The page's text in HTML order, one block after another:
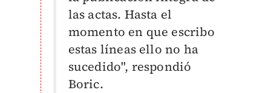
las actas. Hasta el
momento en que escribo
estas líneas ello no ha
sucedido", respondió
Boric.